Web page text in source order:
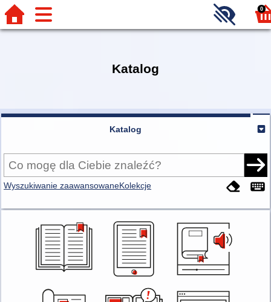
0
Katalog
Katalog
Wyszukiwanie zaawansowaneKolekcje